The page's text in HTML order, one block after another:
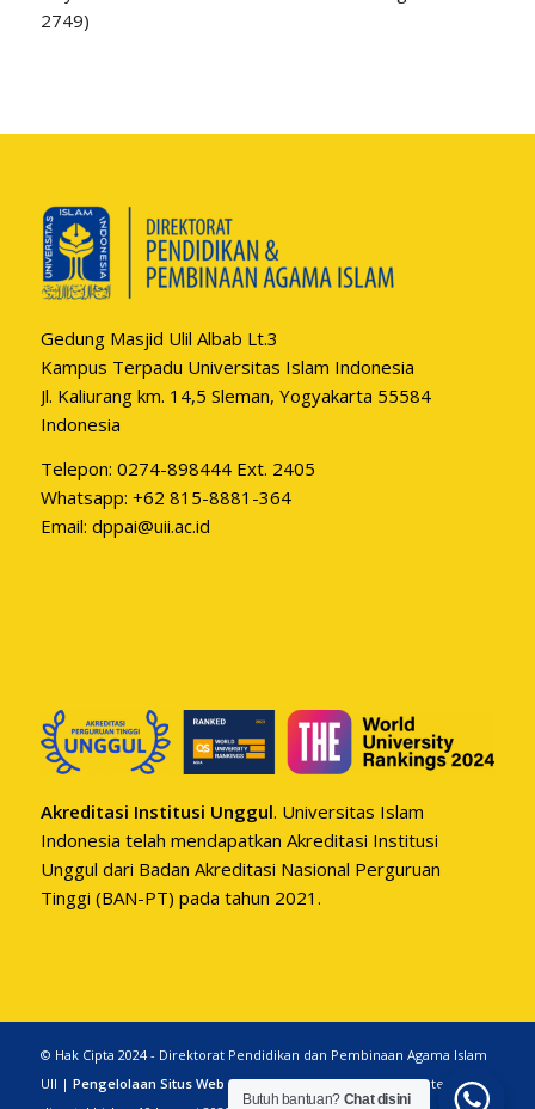
2749)
Gedung Masjid Ulil Albab Lt.3
Kampus Terpadu Universitas Islam Indonesia
Jl. Kaliurang km. 14,5 Sleman, Yogyakarta 55584
Indonesia
Telepon: 0274-898444 Ext. 2405
Whatsapp: +62 815-8881-364
Email: dppai@uii.ac.id
Akreditasi Institusi Unggul. Universitas Islam
Indonesia telah mendapatkan Akreditasi Institusi
Unggul dari Badan Akreditasi Nasional Perguruan
Tinggi (BAN-PT) pada tahun 2021.
© Hak Cipta 2024 - Direktorat Pendidikan dan Pembinaan Agama Islam
UII | Pengelolaan Situs Web |Pernyataan Sangkalan| Konten
Butuh bantuan? Chat disini